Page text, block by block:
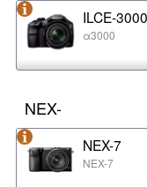
ILCE-3000
α3000
NEX-
NEX-7
NEX-7